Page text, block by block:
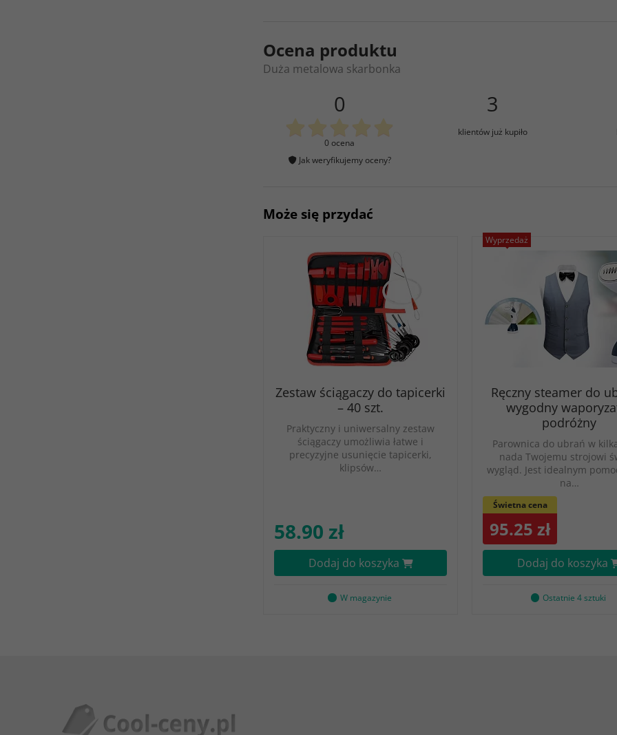
Ocena produktu
Duża metalowa skarbonka
0
0 ocena
Jak weryfikujemy oceny?
3
klientów już kupiło
Może się przydać
Zestaw ściągaczy do tapicerki
– 40 szt.
Praktyczny i uniwersalny zestaw
ściągaczy umożliwia łatwe i
precyzyjne usunięcie tapicerki,
klipsów…
58.90 zł
Dodaj do koszyka
W magazynie
Wyprzedaż
Ręczny steamer do
wygodny
podróżny
Parownica do ubrań w
nada Twojemu strojowi
wygląd. Jest idealnym
na…
Świetna cena
95.25 zł
Dodaj do koszyka
Ostatnie 4 sztuki